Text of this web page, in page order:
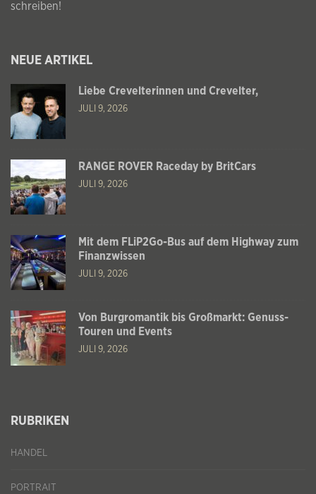
schreiben!
NEUE ARTIKEL
Liebe Crevelterinnen und Crevelter,
JULI 9, 2026
RANGE ROVER Raceday by BritCars
JULI 9, 2026
Mit dem FLiP2Go-Bus auf dem Highway zum
Finanzwissen
JULI 9, 2026
Von Burgromantik bis Großmarkt: Genuss-
Touren und Events
JULI 9, 2026
RUBRIKEN
HANDEL
PORTRAIT